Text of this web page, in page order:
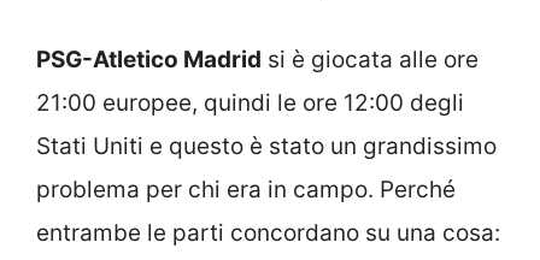
PSG-Atletico Madrid si è giocata alle ore
21:00 europee, quindi le ore 12:00 degli
Stati Uniti e questo è stato un grandissimo
problema per chi era in campo. Perché
entrambe le parti concordano su una cosa: